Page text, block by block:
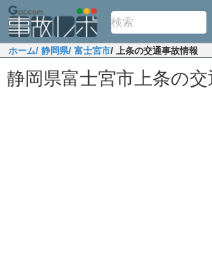
ホーム/ 静岡県/ 富士宮市/ 上条の交通事故情報
静岡県富士宮市上条の交